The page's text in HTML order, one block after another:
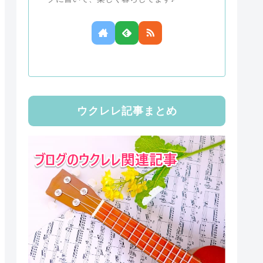
ウクレレ記事まとめ